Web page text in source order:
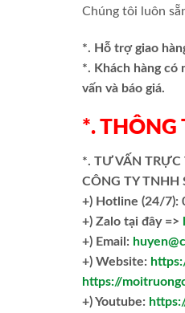
Chúng tôi luôn
*. Hỗ trợ giao
*. Khách hàng có
vấn và báo giá.
*. THÔNG
*. TƯ VẤN TRỰC
CÔNG TY TNHH
+) Hotline (24/7):
+) Zalo tại đây =>
+) Email:
+) Website:
https://
+) Youtube: